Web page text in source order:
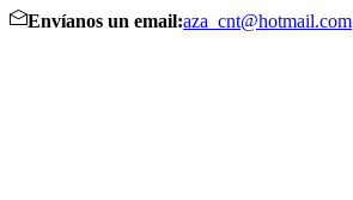
Envíanos un email:aza_cnt@hotmail.com